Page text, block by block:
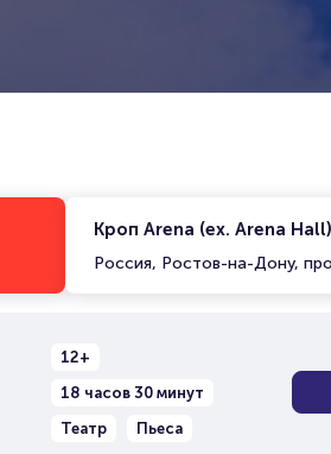
Кроп Arena (ex. Arena Hall)
Россия, Ростов-на-Дону,
12+
18 часов 30 минут
Театр
Пьеса